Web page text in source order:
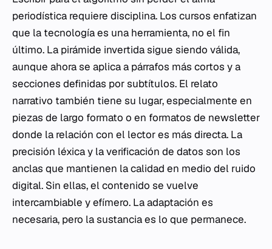
periodística requiere disciplina. Los cursos enfatizan
que la tecnología es una herramienta, no el fin
último. La pirámide invertida sigue siendo válida,
aunque ahora se aplica a párrafos más cortos y a
secciones definidas por subtítulos. El relato
narrativo también tiene su lugar, especialmente en
piezas de largo formato o en formatos de newsletter
donde la relación con el lector es más directa. La
precisión léxica y la verificación de datos son los
anclas que mantienen la calidad en medio del ruido
digital. Sin ellas, el contenido se vuelve
intercambiable y efímero. La adaptación es
necesaria, pero la sustancia es lo que permanece.